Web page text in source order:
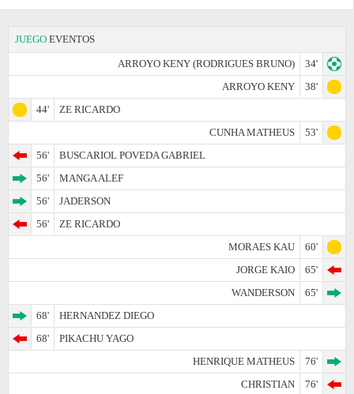
JUEGO EVENTOS
ARROYO KENY (RODRIGUES BRUNO)
34'
ARROYO KENY
38'
44'
ZE RICARDO
CUNHA MATHEUS
53'
56'
BUSCARIOL POVEDA GABRIEL
56'
MANGA ALEF
56'
JADERSON
56'
ZE RICARDO
MORAES KAU
60'
JORGE KAIO
65'
WANDERSON
65'
68'
HERNANDEZ DIEGO
68'
PIKACHU YAGO
HENRIQUE MATHEUS
76'
CHRISTIAN
76'